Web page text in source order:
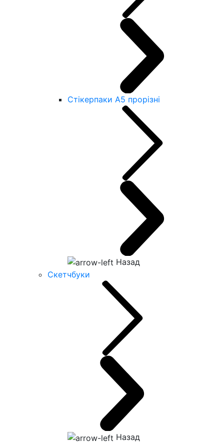
Стікерпаки А5 прорізні
Назад
Скетчбуки
Назад